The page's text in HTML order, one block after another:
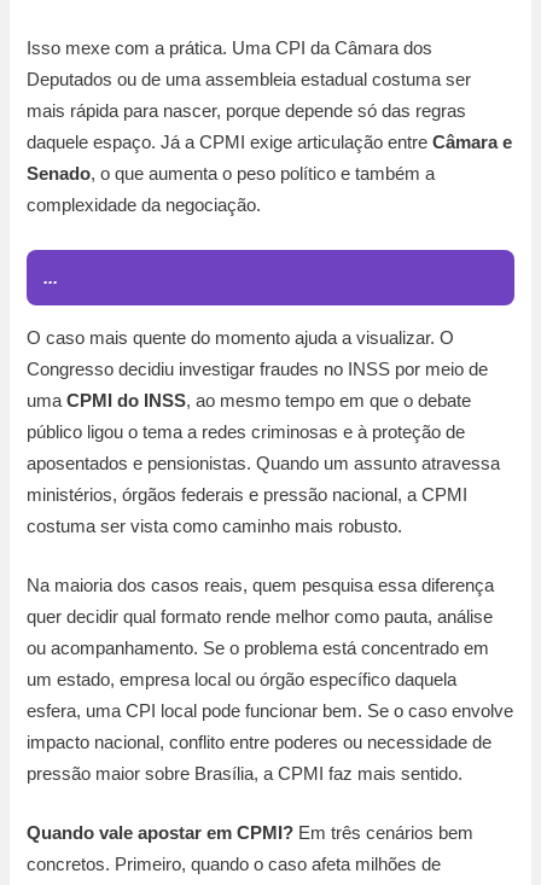
Isso mexe com a prática. Uma CPI da Câmara dos
Deputados ou de uma assembleia estadual costuma ser
mais rápida para nascer, porque depende só das regras
daquele espaço. Já a CPMI exige articulação entreCâmara e
Senado, o que aumenta o peso político e também a
complexidade da negociação.
...
O caso mais quente do momento ajuda a visualizar. O
Congresso decidiu investigar fraudes no INSS por meio de
umaCPMI do INSS, ao mesmo tempo em que o debate
público ligou o tema a redes criminosas e à proteção de
aposentados e pensionistas. Quando um assunto atravessa
ministérios, órgãos federais e pressão nacional, a CPMI
costuma ser vista como caminho mais robusto.
Na maioria dos casos reais, quem pesquisa essa diferença
quer decidir qual formato rende melhor como pauta, análise
ou acompanhamento. Se o problema está concentrado em
um estado, empresa local ou órgão específico daquela
esfera, uma CPI local pode funcionar bem. Se o caso envolve
impacto nacional, conflito entre poderes ou necessidade de
pressão maior sobre Brasília, a CPMI faz mais sentido.
Quando vale apostar em CPMI? Em três cenários bem
concretos. Primeiro, quando o caso afeta milhões de